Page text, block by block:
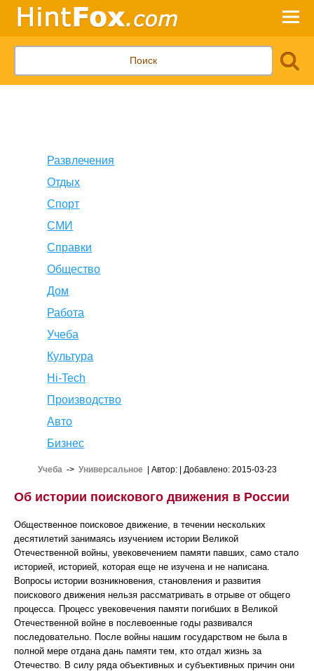
Развлечения
Отдых
Спорт
СМИ
Справки
Общество
Дом
Работа
Учеба
Культура
Hi-Tech
Производство
Авто
Бизнес
Учеба-> Универсальное| Автор: | Добавлено: 2015-03-23
Об истории поискового движения в России
Общественное поисковое движение, в течении нескольких
десятилетий занимаясь изучением истории Великой
Отечественной войны, увековечением памяти павших, само стало
историей, историей, которая еще не изучена и не написана.
Вопросы истории возникновения, становления и развития
поискового движения нельзя рассматривать в отрыве от общего
процесса. Процесс увековечения памяти погибших в Великой
Отечественной войне в послевоенные годы развивался
последовательно. После войны нашим государством не была в
полной мере отдана дань памяти тем, кто отдал жизнь за
Отечество. В силу ряда объективных и субъективных причин они